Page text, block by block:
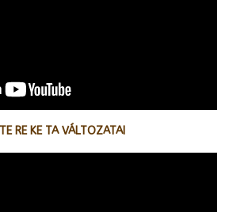
RE KE TA VÁLTOZATAI